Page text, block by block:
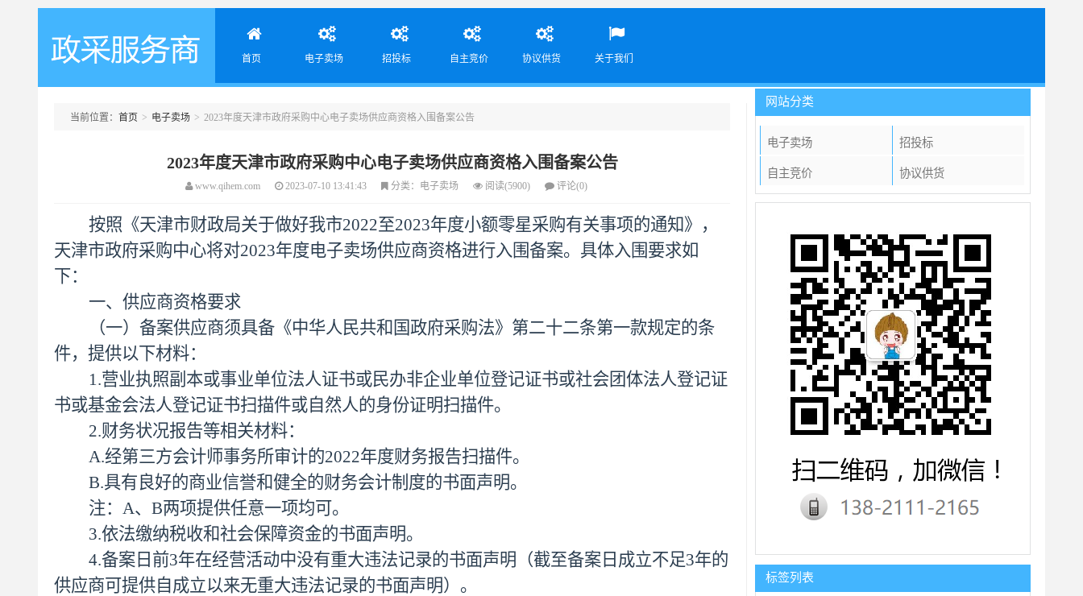
首页 电子卖场 招投标 自主竞价 协议供货 关于我们
当前位置： 首页 > 电子卖场 > 2023年度天津市政府采购中心电子卖场供应商资格入围备案公告
2023年度天津市政府采购中心电子卖场供应商资格入围备案公告
www.qihem.com 2023-07-10 13:41:43 分类：电子卖场 阅读(5900) 评论(0)
按照《天津市财政局关于做好我市2022至2023年度小额零星采购有关事项的通知》 ，
天津市政府采购中心将对2023年度电子卖场供应商资格进行入围备案。具体入围要求如
下：
一、 供应商资格要求
（一）备案供应商须具备《中华人民共和国政府采购法》第二十二条第一款规定的条
件，提供以下材料：
1.营业执照副本或事业单位法人证书或民办非企业单位登记证书或社会团体法人登记证
书或基金会法人登记证书扫描件或自然人的身份证明扫描件。
2.财务状况报告等相关材料：
A.经第三方会计师事务所审计的2022年度财务报告扫描件。
B.具有良好的商业信誉和健全的财务会计制度的书面声明。
注： A、B两项提供任意一项均可。
3.依法缴纳税收和社会保障资金的书面声明。
4.备案日前3年在经营活动中没有重大违法记录的书面声明（截至备案日成立不足3年的
供应商可提供自成立以来无重大违法记录的书面声明）。
网站分类
电子卖场 招投标
自主竞价 协议供货
标签列表